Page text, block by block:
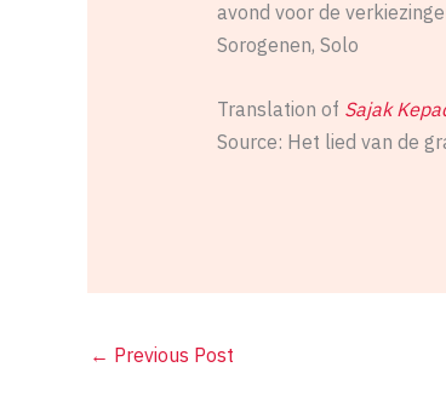
avond voor de
Sorogenen, Solo
Translation of Sajak
Source: Het lied van de
← Previous Post